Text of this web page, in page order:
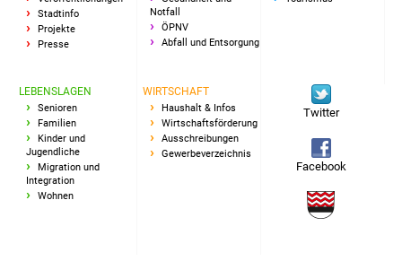
Tourismus
Schwäbischer Albtrauf
Route der
Stadtinfo
Projekte
Presse
Notfall
ÖPNV
Abfall und Entsorgung
LEBENSLAGEN
Senioren
Familien
Kinder und
Jugendliche
Migration und
Integration
Wohnen
WIRTSCHAFT
Haushalt & Infos
Wirtschaftsförderung
Ausschreibungen
Gewerbeverzeichnis
Twitter
Facebook